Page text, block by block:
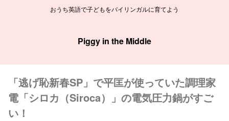
おうち英語で子どもをバイリンガルに育てよう
Piggy in the Middle
「逃げ恥新春SP」で平匡が使っていた調理家
電「シロカ（Siroca）」の電気圧力鍋がすご
い！